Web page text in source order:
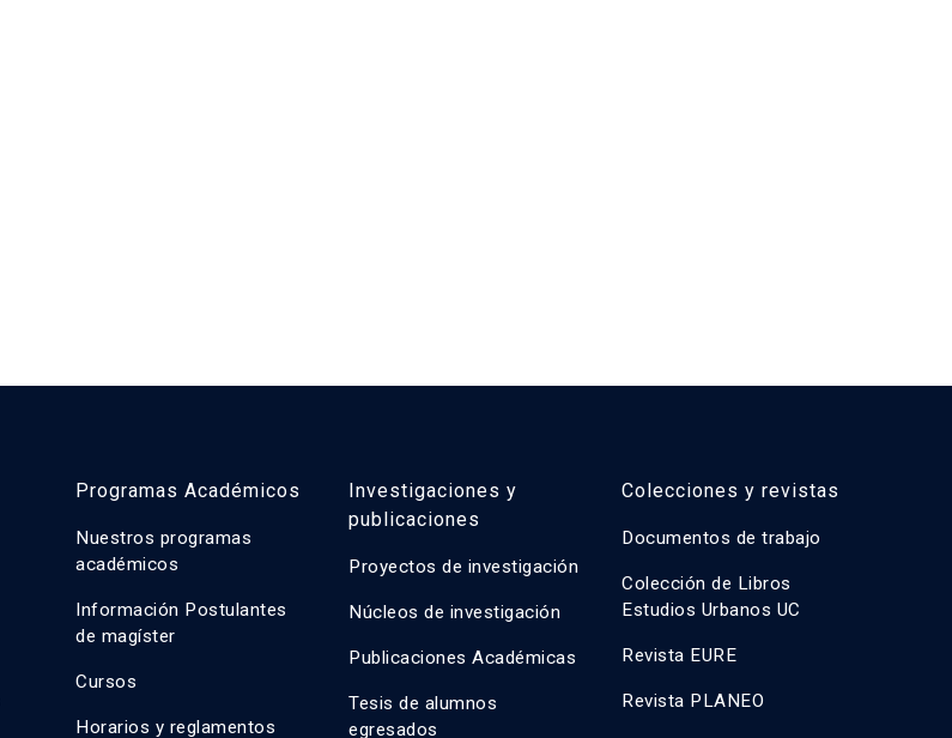
Programas Académicos
Nuestros programas
académicos
Información Postulantes
de magíster
Cursos
Horarios y reglamentos
Investigaciones y
publicaciones
Proyectos de investigación
Núcleos de investigación
Publicaciones Académicas
Tesis de alumnos
egresados
Colecciones y revistas
Documentos de trabajo
Colección de Libros
Estudios Urbanos UC
Revista EURE
Revista PLANEO